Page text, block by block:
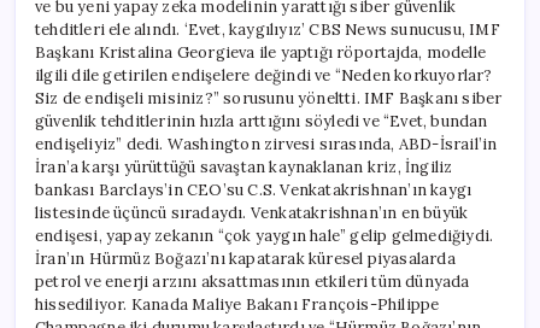
ve bu yeni yapay zeka modelinin yarattığı siber güvenlik
tehditleri ele alındı. ‘Evet, kaygılıyız’ CBS News sunucusu, IMF
Başkanı Kristalina Georgieva ile yaptığı röportajda, modelle
ilgili dile getirilen endişelere değindi ve “Neden korkuyorlar?
Siz de endişeli misiniz?” sorusunu yöneltti. IMF Başkanı siber
güvenlik tehditlerinin hızla arttığını söyledi ve “Evet, bundan
endişeliyiz” dedi. Washington zirvesi sırasında, ABD-İsrail’in
İran’a karşı yürüttüğü savaştan kaynaklanan kriz, İngiliz
bankası Barclays’in CEO’su C.S. Venkatakrishnan’ın kaygı
listesinde üçüncü sıradaydı. Venkatakrishnan’ın en büyük
endişesi, yapay zekanın “çok yaygın hale” gelip gelmediğiydi.
İran’ın Hürmüz Boğazı’nı kapatarak küresel piyasalarda
petrol ve enerji arzını aksattmasının etkileri tüm dünyada
hissediliyor. Kanada Maliye Bakanı François-Philippe